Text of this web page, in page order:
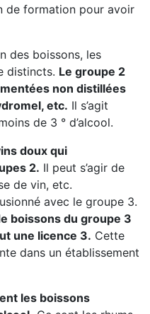
de formation pour avoir
des boissons, les
distincts. Le groupe 2
non distillées
etc. Il s’agit
de 3 ° d’alcool.
doux qui
2. Il peut s’agir de
de vin, etc.
avec le groupe 3.
boissons du groupe 3
une licence 3. Cette
dans un établissement
les boissons